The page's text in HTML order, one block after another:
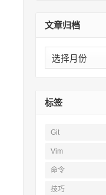
文章归档
文
章
标签
Git
Vim
命令
技巧